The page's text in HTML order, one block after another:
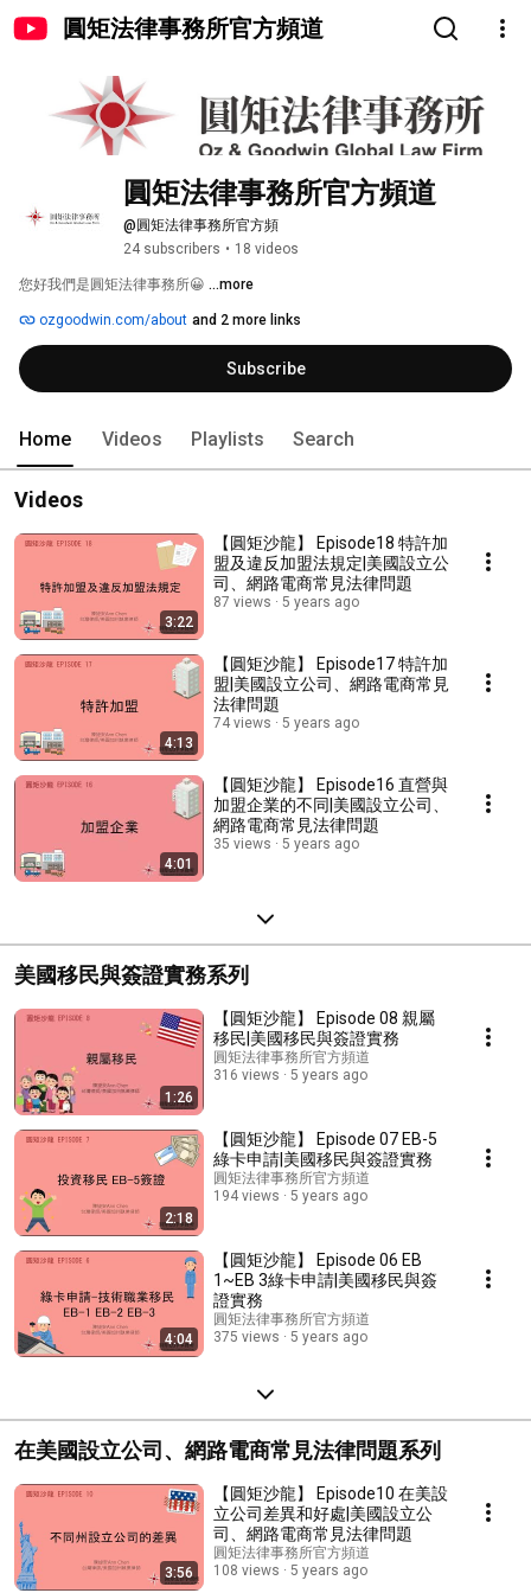
圓矩法律事務所官方頻道
圓矩法律事務所官方頻道
@圓矩法律事務所官方頻
24 subscribers • 18 videos
您好我們是圓矩法律事務所😀 ...more
ozgoodwin.com/about and 2 more links
Subscribe
Home Videos Playlists Search
Videos
3:22
【圓矩沙龍】 Episode18 特許加
盟及違反加盟法規定|美國設立公
司、網路電商常見法律問題
87 views 5 years ago
4:13
【圓矩沙龍】 Episode17 特許加
盟|美國設立公司、網路電商常見
法律問題
74 views 5 years ago
4:01
【圓矩沙龍】 Episode16 直營與
加盟企業的不同|美國設立公司、
網路電商常見法律問題
35 views 5 years ago
美國移民與簽證實務系列
1:26
【圓矩沙龍】 Episode 08 親屬
移民|美國移民與簽證實務
圓矩法律事務所官方頻道
316 views
5 years ago
2:18
【圓矩沙龍】 Episode 07 EB-5
綠卡申請|美國移民與簽證實務
圓矩法律事務所官方頻道
194 views
5 years ago
4:04
【圓矩沙龍】 Episode 06 EB
1~EB 3綠卡申請|美國移民與簽
證實務
圓矩法律事務所官方頻道
375 views
5 years ago
在美國設立公司、網路電商常見法律問題系列
3:56
【圓矩沙龍】 Episode10 在美設
立公司差異和好處|美國設立公
司、網路電商常見法律問題
圓矩法律事務所官方頻道
108 views
5 years ago